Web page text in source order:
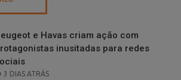
e Havas criam ação com
inusitadas para redes
POSTED
3 DIAS ATRÁS